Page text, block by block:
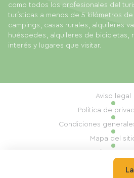
como todos los profesionales del
turísticas a menos de 5 kilómetros
campings, casas rurales, alquileres
huéspedes, alquileres de bicicletas,
interés y lugares que visitar.
Aviso legal
Política de
Condiciones
Mapa del
Realización: Mill,